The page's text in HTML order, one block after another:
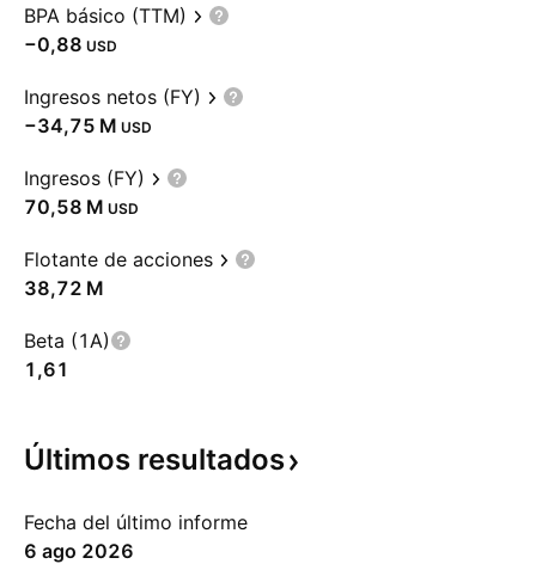
BPA básico (TTM)
−0,88 USD
Ingresos netos (FY)
‪−34,75 M‬ USD
Ingresos (FY)
‪70,58 M‬ USD
Flotante de acciones
‪38,72 M‬
Beta (1A)
1,61
Últimos resultados
Fecha del último informe
6 ago 2026